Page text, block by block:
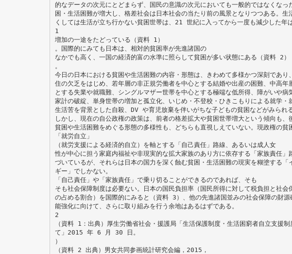
的なデータの次元にとどまらず、国民の意識の次元においても一般的ではなくなっ
困・生活困難が増大し、格差社会は日本社会の当たり前の風景となりつつある。生
くしては生活が立ち行かない貧困世帯は、21 世紀に入ってから一度も減少した年は
1
増加の一途をたどっている（資料 1）
。国際的にみても日本は、相対的貧困率が先進諸国の
なかでも高く、一国の経済的富の水準に照らして貧困が多い状態にある（資料 2）
。
今日の日本における貧困や生活困難の内容・形態は、きわめて多様かつ深刻であり
住の欠乏をはじめ、若年層の非正規労働者を中心とする結婚や出産の困難、中高年
とする失業や就職難、シングルマザー世帯を中心とする極端な低所得、障がいや病
家計の破綻、単身世帯の増加と孤立化、いじめ・不登校・ひきこもりによる就学・
生活苦を背景とした自殺、DV や育児放棄を伴いがちな子どもの貧困などがみられる
しかし、現在の自公政権の政策は、前者の格差拡大や貧困世帯増大という傾向も、
貧困や生活困難をめぐる形態の多様性も、どちらも直視しえていない。現政権の貧
「就労自立」
（就労支援による経済的自立）を軸とする「自己責任」路線、あるいは成人女
性が中心に担う家庭内福祉や非現実的な拡大家族のあり方に依存する「家族責任」
づいているが、それらは日本の国力を深く蝕む貧困・生活困難の現実を糊塗する「
ギー」でしかない。
「自己責任」や「家族責任」で乗り切ることができるのであれば、そも
そも社会保障制度は必要ない。日本の国民負担率（国民所得に対して税負担と社会
の占める割合）を国際的にみると（資料 3）、他の先進諸国並みの社会保障の財源
能強化に向けて、さらに取り組みを行う余地はあるはずである。
2
（資料 1：出典）厚生労働省社会・援護局「生活保護制度・生活困窮者自立支援制
て」2015 年 6 月 30 日。
）
（資料 2 出典）男女共同参画統計研究会編，2015，